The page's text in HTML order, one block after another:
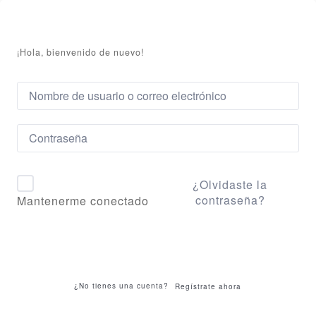
¡Hola, bienvenido de nuevo!
Mantenerme conectado
¿Olvidaste la
contraseña?
¿No tienes una cuenta? Regístrate ahora